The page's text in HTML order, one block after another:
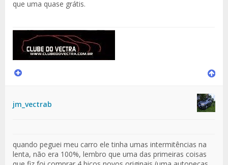
que uma quase grátis.
jm_vectrab
quando peguei meu carro ele tinha umas intermitências na
lenta, não era 100%, lembro que uma das primeiras coisas